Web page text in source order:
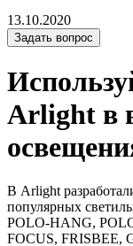
13.10.2020
Задать вопрос
Arlight в
В Arlight
популярных
POLO-HANG,
FOCUS, FRISBEE,